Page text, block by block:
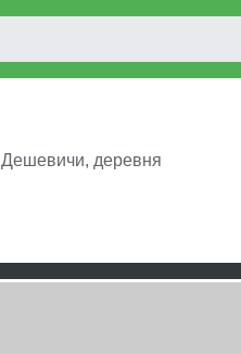
Дешевичи, деревня